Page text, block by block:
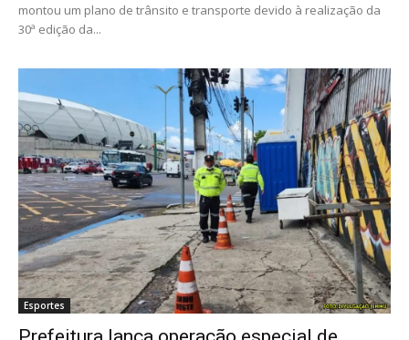
montou um plano de trânsito e transporte devido à realização da
30ª edição da...
Esportes